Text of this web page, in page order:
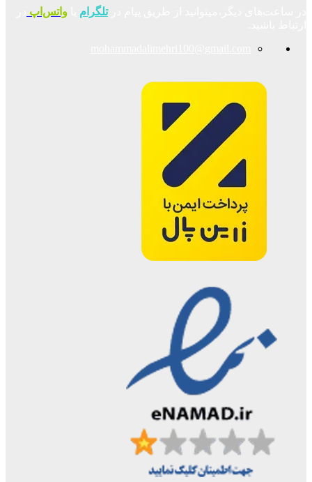
در ساعت‌های دیگر،میتوانید از طریق پیام درتلگرام واتس‌اپ